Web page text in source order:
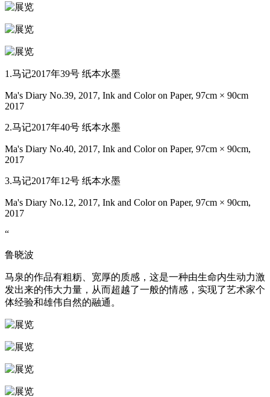
1.马记2017年39号 纸本水墨
Ma's Diary No.39, 2017, Ink and Color on Paper, 97cm × 90cm
2017
2.马记2017年40号 纸本水墨
Ma's Diary No.40, 2017, Ink and Color on Paper, 97cm × 90cm,
2017
3.马记2017年12号 纸本水墨
Ma's Diary No.12, 2017, Ink and Color on Paper, 97cm × 90cm,
2017
“
鲁晓波
马泉的作品有粗粝、宽厚的质感，这是一种由生命内生动力激
发出来的伟大力量，从而超越了一般的情感，实现了艺术家个
体经验和雄伟自然的融通。